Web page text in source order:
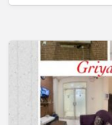
tengah